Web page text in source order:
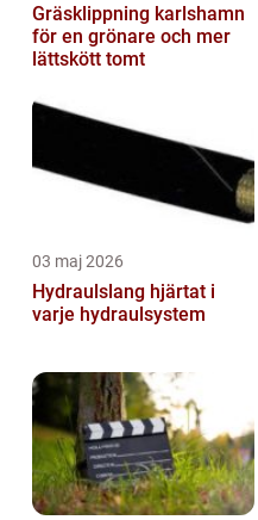
Gräsklippning karlshamn
för en grönare och mer
lättskött tomt
03 maj 2026
Hydraulslang hjärtat i
varje hydraulsystem